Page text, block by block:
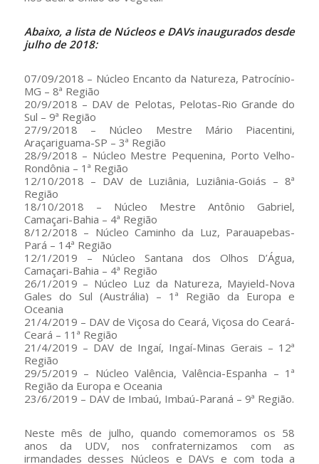
Abaixo, a lista de Núcleos e DAVs inaugurados desde
julho de 2018:
07/09/2018 – Núcleo Encanto da Natureza, Patrocínio-
MG – 8ª Região
20/9/2018 – DAV de Pelotas, Pelotas-Rio Grande do
Sul – 9ª Região
27/9/2018 – Núcleo Mestre Mário Piacentini,
Araçariguama-SP – 3ª Região
28/9/2018 – Núcleo Mestre Pequenina, Porto Velho-
Rondônia – 1ª Região
12/10/2018 – DAV de Luziânia, Luziânia-Goiás – 8ª
Região
18/10/2018 – Núcleo Mestre Antônio Gabriel,
Camaçari-Bahia – 4ª Região
8/12/2018 – Núcleo Caminho da Luz, Parauapebas-
Pará – 14ª Região
12/1/2019 – Núcleo Santana dos Olhos D’Água,
Camaçari-Bahia – 4ª Região
26/1/2019 – Núcleo Luz da Natureza, Mayield-Nova
Gales do Sul (Austrália) – 1ª Região da Europa e
Oceania
21/4/2019 – DAV de Viçosa do Ceará, Viçosa do Ceará-
Ceará – 11ª Região
21/4/2019 – DAV de Ingaí, Ingaí-Minas Gerais – 12ª
Região
29/5/2019 – Núcleo Valência, Valência-Espanha – 1ª
Região da Europa e Oceania
23/6/2019 – DAV de Imbaú, Imbaú-Paraná – 9ª Região.
Neste mês de julho, quando comemoramos os 58
anos da UDV, nos confraternizamos com as
irmandades desses Núcleos e DAVs e com toda a